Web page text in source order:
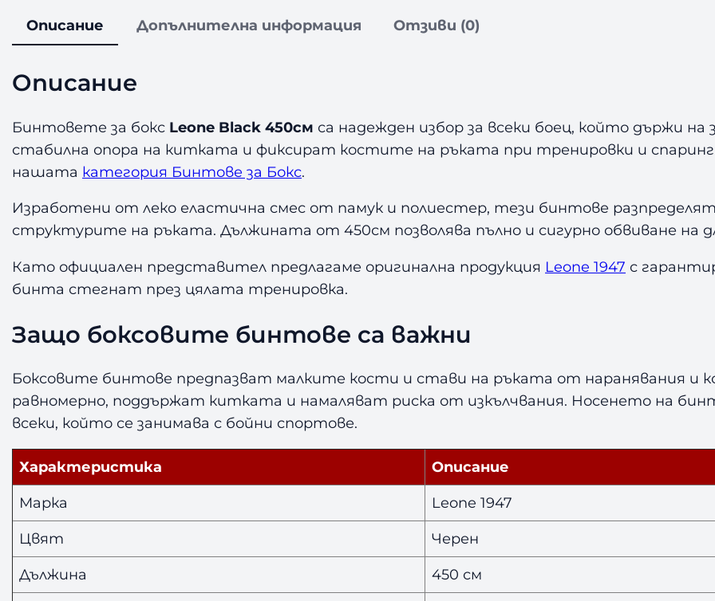
о
к
e
o
e
k
4
с
м
Описание Допълнителна информация Отзиви (0)
Описание
Бинтовете за бокс Leone Black 450см са надежден избор за всеки боец, който държи
стабилна опора на китката и фиксират костите на ръката при тренировки и
нашата категория Бинтове за Бокс.
Изработени от леко еластична смес от памук и полиестер, тези бинтове
структурите на ръката. Дължината от 450см позволява пълно и сигурно обвиване на
Като официален представител предлагаме оригинална продукция Leone 1947 с
бинта стегнат през цялата тренировка.
Защо боксовите бинтове са важни
Боксовите бинтове предпазват малките кости и стави на ръката от наранявания и
равномерно, поддържат китката и намаляват риска от изкълчвания. Носенето на
всеки, който се занимава с бойни спортове.
Характеристика Описание
Марка Leone 1947
Цвят Черен
Дължина 450 см